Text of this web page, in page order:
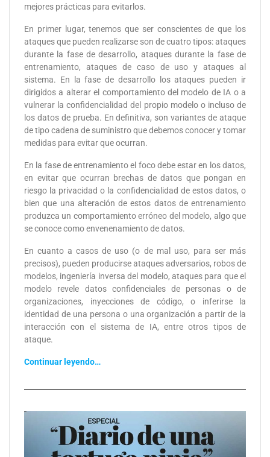
mejores prácticas para evitarlos.
En primer lugar, tenemos que ser conscientes de que los
ataques que pueden realizarse son de cuatro tipos: ataques
durante la fase de desarrollo, ataques durante la fase de
entrenamiento, ataques de caso de uso y ataques al
sistema. En la fase de desarrollo los ataques pueden ir
dirigidos a alterar el comportamiento del modelo de IA o a
vulnerar la confidencialidad del propio modelo o incluso de
los datos de prueba. En definitiva, son variantes de ataque
de tipo cadena de suministro que debemos conocer y tomar
medidas para evitar que ocurran.
En la fase de entrenamiento el foco debe estar en los datos,
en evitar que ocurran brechas de datos que pongan en
riesgo la privacidad o la confidencialidad de estos datos, o
bien que una alteración de estos datos de entrenamiento
produzca un comportamiento erróneo del modelo, algo que
se conoce como envenenamiento de datos.
En cuanto a casos de uso (o de mal uso, para ser más
precisos), pueden producirse ataques adversarios, robos de
modelos, ingeniería inversa del modelo, ataques para que el
modelo revele datos confidenciales de personas o de
organizaciones, inyecciones de código, o inferirse la
identidad de una persona o una organización a partir de la
interacción con el sistema de IA, entre otros tipos de
ataque.
Continuar leyendo…